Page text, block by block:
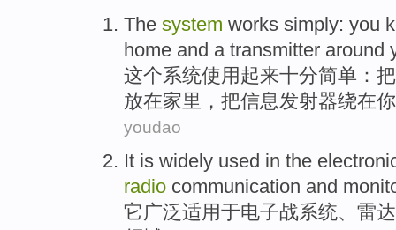
The system works simply: you
home and a transmitter around
这个系统使用起来十分简单 ： 把
放在家里 ，把信息发射器绕在你
youdao
It is widely used in the
radio communication and
它广泛适用于电子战系统、 雷达